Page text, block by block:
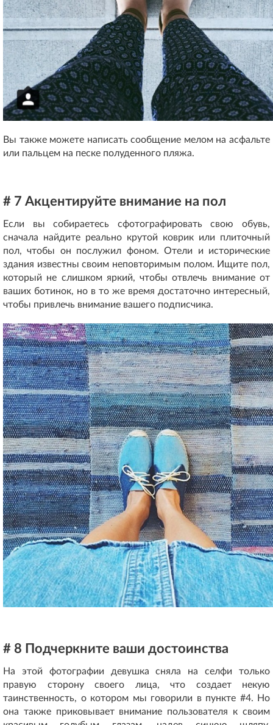
Вы также можете написать сообщение мелом на асфальте
или пальцем на песке полуденного пляжа.
# 7 Акцентируйте внимание на пол
Если вы собираетесь сфотографировать свою обувь,
сначала найдите реально крутой коврик или плиточный
пол, чтобы он послужил фоном. Отели и исторические
здания известны своим неповторимым полом. Ищите пол,
который не слишком яркий, чтобы отвлечь внимание от
ваших ботинок, но в то же время достаточно интересный,
чтобы привлечь внимание вашего подписчика.
# 8 Подчеркните ваши достоинства
На этой фотографии девушка сняла на селфи только
правую сторону своего лица, что создает некую
таинственность, о котором мы говорили в пункте #4. Но
она также приковывает внимание пользователя к своим